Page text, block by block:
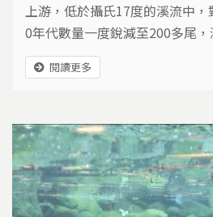
上游，低於攝氏17度的溪流中
0年代數量一度銳減至200多尾
公園歷經30年推動保育工作，
尾。櫻鮭數量回升加上研究技術
尾溪等溪流進行研究，將對保育
閱讀更多